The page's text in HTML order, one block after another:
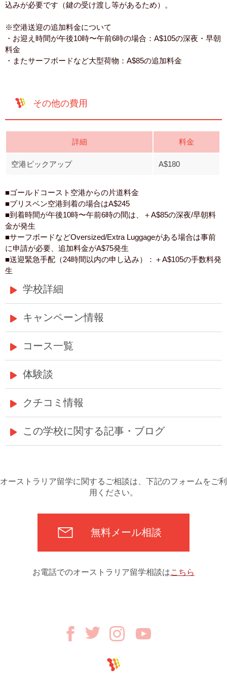
込みが必要です（鍵の受け渡し等があるため）。
※空港送迎の追加料金について
・お迎え時間が午後10時〜午前6時の場合：A$105の深夜・早朝
料金
・またサーフボードなど大型荷物：A$85の追加料金
その他の費用
詳細 料金
空港ピックアップ A$180
■ゴールドコースト空港からの片道料金
■ブリスベン空港到着の場合はA$245
■到着時間が午後10時〜午前6時の間は、＋A$85の深夜/早朝料
金が発生
■サーフボードなどOversized/Extra Luggageがある場合は事前
に申請が必要、追加料金がA$75発生
■送迎緊急手配（24時間以内の申し込み）：＋A$105の手数料発
生
学校詳細
キャンペーン情報
コース一覧
体験談
クチコミ情報
この学校に関する記事・ブログ
オーストラリア留学に関するご相談は、下記のフォームをご利
用ください。
無料メール相談
お電話でのオーストラリア留学相談はこちら